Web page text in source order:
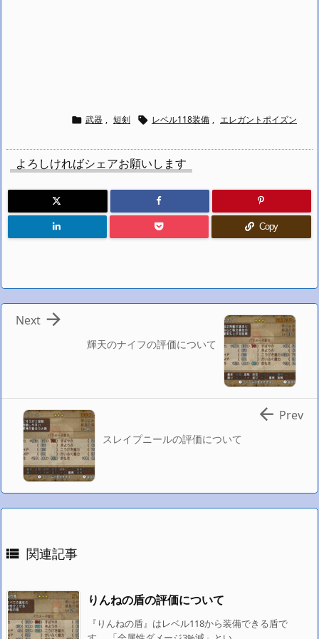
 武器 , 短剣  レベル118装備 , エレガントポイズン
よろしければシェアお願いします
Copy
輝天のナイフの評価について

Next
スレイプニールの評価について
 Prev
 関連記事
りんねの盾の評価について
『りんねの盾』はレベル118から装備できる盾で